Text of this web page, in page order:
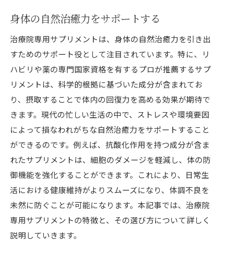
身体の自然治癒力をサポートする
治療院専用サプリメントは、身体の自然治癒力を引き出
すためのサポート役として注目されています。特に、リ
ハビリや薬の専門国家資格を有するプロが推薦するサプ
リメントは、科学的根拠に基づいた成分が含まれてお
り、摂取することで体内の回復力を高める効果が期待で
きます。現代の忙しい生活の中で、ストレスや環境要因
によって損なわれがちな自然治癒力をサポートすること
ができるのです。例えば、抗酸化作用を持つ成分が含ま
れたサプリメントは、細胞のダメージを軽減し、体の防
御機能を強化することができます。これにより、日常生
活における健康維持がよりスムーズになり、体調不良を
未然に防ぐことが可能になります。本記事では、治療院
専用サプリメントの特徴と、その選び方について詳しく
説明していきます。